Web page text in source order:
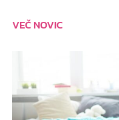
VEČ NOVIC